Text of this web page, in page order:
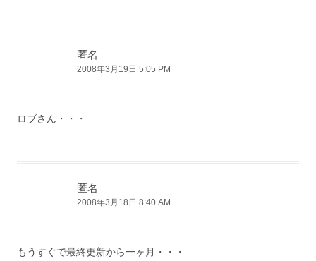
匿名
2008年3月19日 5:05 PM
ロブさん・・・
匿名
2008年3月18日 8:40 AM
もうすぐで最終更新から一ヶ月・・・